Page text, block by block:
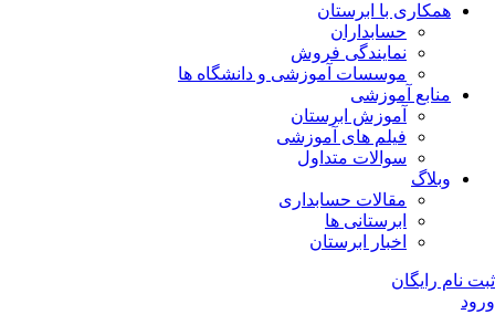
همکاری با ابرستان
حسابداران
نمایندگی فروش
موسسات آموزشی و دانشگاه ها
منابع آموزشی
آموزش ابرستان
فیلم های آموزشی
سوالات متداول
وبلاگ
مقالات حسابداری
ابرستانی ها
اخبار ابرستان
ثبت نام رایگان
ورود